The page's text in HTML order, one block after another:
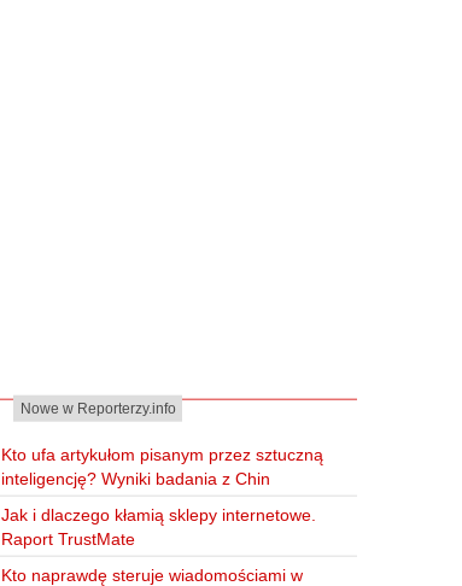
Nowe w Reporterzy.info
Kto ufa artykułom pisanym przez sztuczną
inteligencję? Wyniki badania z Chin
Jak i dlaczego kłamią sklepy internetowe.
Raport TrustMate
Kto naprawdę steruje wiadomościami w